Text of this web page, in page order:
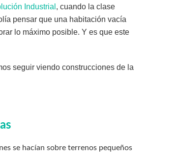
Industrial , cuando la clase
pensar que una habitación vacía
lo máximo posible. Y es que este
seguir viendo construcciones de la
se hacían sobre terrenos pequeños